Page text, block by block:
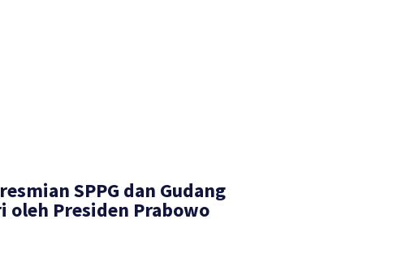
SPPG dan Gudang
oleh Presiden Prabowo